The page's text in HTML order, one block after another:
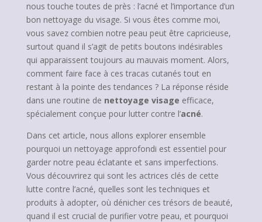
nous touche toutes de près : l’acné et l’importance d’un
bon nettoyage du visage. Si vous êtes comme moi,
vous savez combien notre peau peut être capricieuse,
surtout quand il s’agit de petits boutons indésirables
qui apparaissent toujours au mauvais moment. Alors,
comment faire face à ces tracas cutanés tout en
restant à la pointe des tendances ? La réponse réside
dans une routine de nettoyage visage efficace,
spécialement conçue pour lutter contre l’acné.
Dans cet article, nous allons explorer ensemble
pourquoi un nettoyage approfondi est essentiel pour
garder notre peau éclatante et sans imperfections.
Vous découvrirez qui sont les actrices clés de cette
lutte contre l’acné, quelles sont les techniques et
produits à adopter, où dénicher ces trésors de beauté,
quand il est crucial de purifier votre peau, et pourquoi